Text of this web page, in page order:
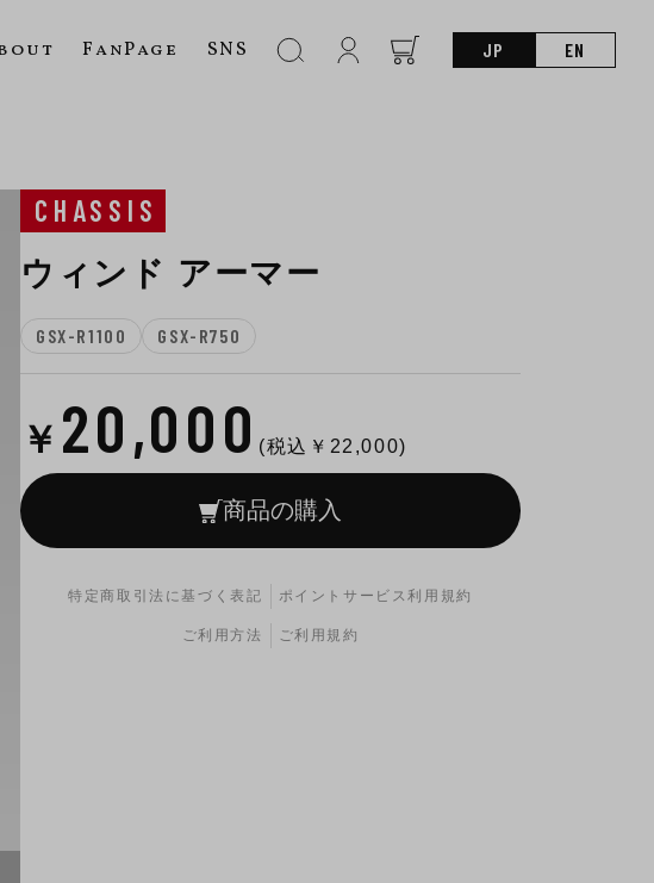
FanPage SNS JP EN
CHASSIS
ウィンド アーマー
GSX-R1100 GSX-R750
￥ 20,000 (税込￥ 22,000)
商品の購入
特定商取引法に基づく表記 ポイントサービス利用規約
ご利用方法 ご利用規約